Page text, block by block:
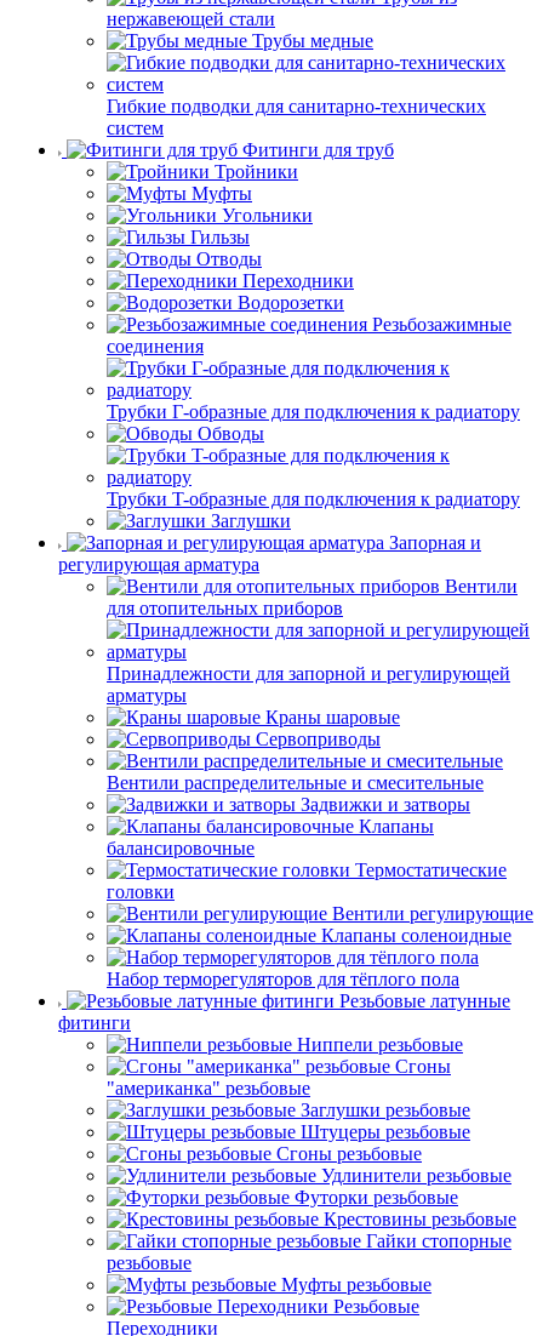
нержавеющей стали
Трубы медные
Гибкие подводки для санитарно-технических
систем
Фитинги для труб
Тройники
Муфты
Угольники
Гильзы
Отводы
Переходники
Водорозетки
Резьбозажимные
соединения
Трубки Г-образные для подключения к радиатору
Обводы
Трубки T-образные для подключения к радиатору
Заглушки
Запорная и
регулирующая арматура
Вентили
для отопительных приборов
Принадлежности для запорной и регулирующей
арматуры
Краны шаровые
Сервоприводы
Вентили распределительные и смесительные
Задвижки и затворы
Клапаны
балансировочные
Термостатические
головки
Вентили регулирующие
Клапаны соленоидные
Набор терморегуляторов для тёплого пола
Резьбовые латунные
фитинги
Ниппели резьбовые
Сгоны
"американка" резьбовые
Заглушки резьбовые
Штуцеры резьбовые
Сгоны резьбовые
Удлинители резьбовые
Футорки резьбовые
Крестовины резьбовые
Гайки стопорные
резьбовые
Муфты резьбовые
Резьбовые
Переходники